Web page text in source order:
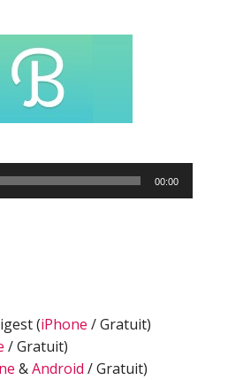
00:00
(iPhone / Gratuit)
/ Gratuit)
&Android / Gratuit)